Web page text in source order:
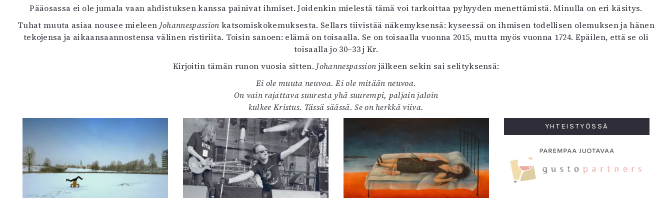
Pääosassa ei ole jumala vaan ahdistuksen kanssa painivat ihmiset. Joidenkin mielestä tämä voi tarkoittaa pyhyyden menettämistä. Minulla on eri käsitys.
Tuhat muuta asiaa nousee mieleen Johannespassion katsomiskokemuksesta. Sellars tiivistää näkemyksensä: kyseessä on ihmisen todellisen olemuksen ja hänen
tekojensa ja aikaansaannostensa välinen ristiriita. Toisin sanoen: elämä on toisaalla. Se on toisaalla vuonna 2015, mutta myös vuonna 1724. Epäilen, että se oli
toisaalla jo 30–33 j Kr.
Kirjoitin tämän runon vuosia sitten. Johannespassion jälkeen sekin sai selityksensä:
Ei ole muuta neuvoa. Ei ole mitään neuvoa.
On vain rajattava suuresta yhä suurempi, paljain jaloin
kulkee Kristus. Tässä säässä. Se on herkkä viiva.
YHTEISTYÖSSÄ